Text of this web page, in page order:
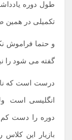
طول دوره
تکمیلی در همین
و حتما فراموش
گفته می شود را
درست است که نام
انگلیسی است
دوره را دست کم
بازیار این